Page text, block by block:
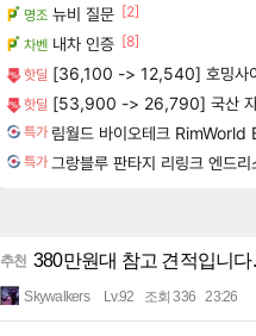
명조 뉴비 질문 [2]
차벤 내차 인증 [8]
핫딜 [36,100 -> 12,540] 호밍사
핫딜 [53,900 -> 26,790] 국산 자
특가 림월드 바이오테크
특가 그랑블루 판타지 리링크 엔
추천 380만원대 참고 견적입니다.
Skywalkers Lv.92 조회 336 23:26